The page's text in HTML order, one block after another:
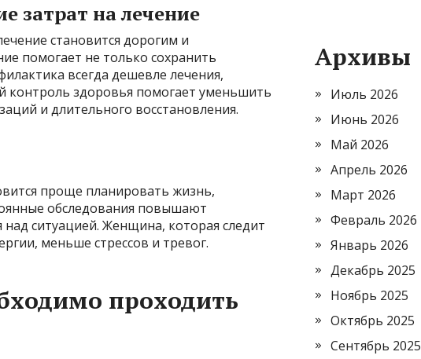
затрат на лечение
становится дорогим и
помогает не только сохранить
всегда дешевле лечения,
контроль здоровья помогает уменьшить
и длительного восстановления.
проще планировать жизнь,
обследования повышают
ситуацией. Женщина, которая следит
меньше стрессов и тревог.
проходить
Архивы
Июль 2026
Июнь 2026
Май 2026
Апрель 2026
Март 2026
Февраль 2026
Январь 2026
Декабрь 2025
Ноябрь 2025
Октябрь 2025
Сентябрь 2025